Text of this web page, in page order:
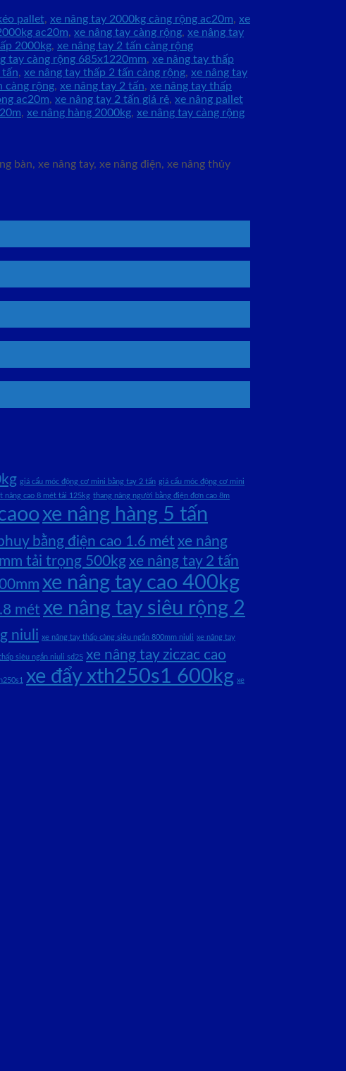
pallet, xe nâng tay 2000kg càng rộng ac20m, xe
ac20m, xe nâng tay càng rộng, xe nâng tay
2000kg, xe nâng tay 2 tấn càng rộng
tay càng rộng 685x1220mm, xe nâng tay thấp
tấn, xe nâng tay thấp 2 tấn càng rộng, xe nâng tay
càng rộng, xe nâng tay 2 tấn, xe nâng tay thấp
ac20m, xe nâng tay 2 tấn giá rẻ, xe nâng pallet
, xe nâng hàng 2000kg, xe nâng tay càng rộng
bàn, xe nâng tay, xe nâng điện, xe nâng thủy
giá cẩu móc động cơ mini bằng tay 2 tấn giá cẩu móc động cơ mini
nâng cao 8 mét tải 125kg thang nâng người bằng điện đơn cao 8m
xe nâng hàng 5 tấn
bằng điện cao 1.6 mét xe nâng
tải trọng 500kgxe nâng tay 2 tấn
xe nâng tay cao 400kg
mét xe nâng tay siêu rộng 2
niuli xe nâng tay thấp càng siêu ngắn 800mm niuli xe nâng tay
siêu ngắn niuli sd25 xe nâng tay ziczac cao
xe đẩy xth250s1 600kg xe